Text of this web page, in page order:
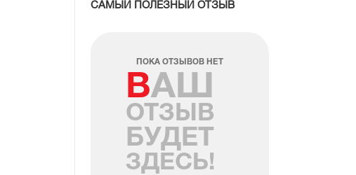
САМЫЙ ПОЛЕЗНЫЙ ОТЗЫВ
ПОКА ОТЗЫВОВ НЕТ
ВАШ
ОТЗЫВ
БУДЕТ
ЗДЕСЬ!